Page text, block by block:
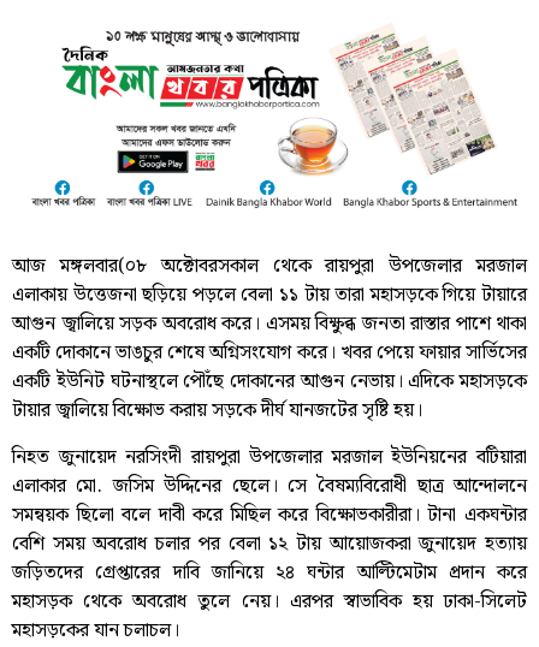
আজ মঙ্গলবার(০৮ অক্টোবরসকাল থেকে রায়পুরা উপজেলার মরজাল
এলাকায় উত্তেজনা ছড়িয়ে পড়লে বেলা ১১ টায় তারা মহাসড়কে গিয়ে টায়ারে
আগুন জ্বালিয়ে সড়ক অবরোধ করে। এসময় বিক্ষুব্ধ জনতা রাস্তার পাশে থাকা
একটি দোকানে ভাঙচুর শেষে অগ্নিসংযোগ করে। খবর পেয়ে ফায়ার সার্ভিসের
একটি ইউনিট ঘটনাস্থলে পৌঁছে দোকানের আগুন নেভায়। এদিকে মহাসড়কে
টায়ার জ্বালিয়ে বিক্ষোভ করায় সড়কে দীর্ঘ যানজটের সৃষ্টি হয়।
নিহত জুনায়েদ নরসিংদী রায়পুরা উপজেলার মরজাল ইউনিয়নের বটিয়ারা
এলাকার মো. জসিম উদ্দিনের ছেলে। সে বৈষম্যবিরোধী ছাত্র আন্দোলনে
সমন্বয়ক ছিলো বলে দাবী করে মিছিল করে বিক্ষোভকারীরা। টানা একঘন্টার
বেশি সময় অবরোধ চলার পর বেলা ১২ টায় আয়োজকরা জুনায়েদ হত্যায়
জড়িতদের গ্রেপ্তারের দাবি জানিয়ে ২৪ ঘন্টার আল্টিমেটাম প্রদান করে
মহাসড়ক থেকে অবরোধ তুলে নেয়। এরপর স্বাভাবিক হয় ঢাকা-সিলেট
মহাসড়কের যান চলাচল।